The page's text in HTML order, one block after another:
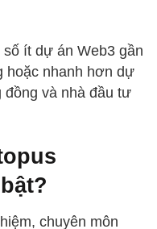
ít dự án Web3 gần
hoặc nhanh hơn dự
đồng và nhà đầu tư
chuyên môn